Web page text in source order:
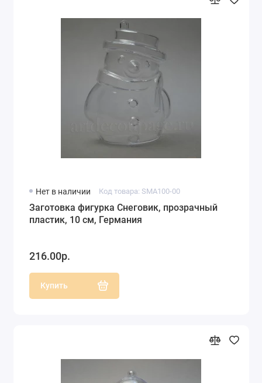
Нет в наличии Код товара: SMA100-00
Заготовка фигурка Снеговик, прозрачный
пластик, 10 см, Германия
216.00р.
Купить